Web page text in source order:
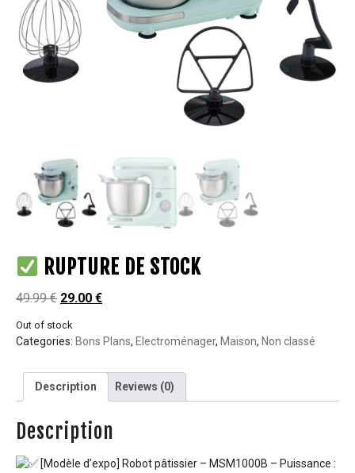
RUPTURE DE STOCK
49.99€ 29.00 €
Out of stock
Categories: Bons Plans, Electroménager, Maison, Non classé
Description Reviews (0)
Description
[Modèle d’expo] Robot pâtissier – MSM1000B – Puissance :